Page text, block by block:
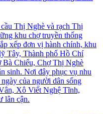
Thị Nghè và rạch Thị
khu chợ truyền thống
xếp đơn vị hành chính, khu
Tây, Thành phố Hồ Chí
Chiểu, Chợ Thị Nghè
sinh. Nơi đây phục vụ nhu
của người dân sống
Xô Viết Nghệ Tĩnh,
lân cận.